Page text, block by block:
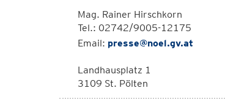
Mag. Rainer Hirschkorn
Tel.: 02742/9005-12175
Email: presse@noel.gv.at
Landhausplatz 1
3109 St. Pölten